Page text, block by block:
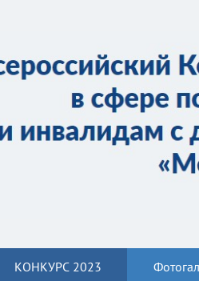
КОНКУРС 2023